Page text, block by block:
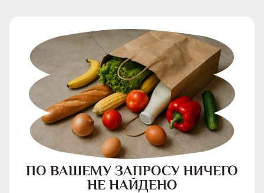
ПО ВАШЕМУ ЗАПРОСУ НИЧЕГО
НЕ НАЙДЕНО